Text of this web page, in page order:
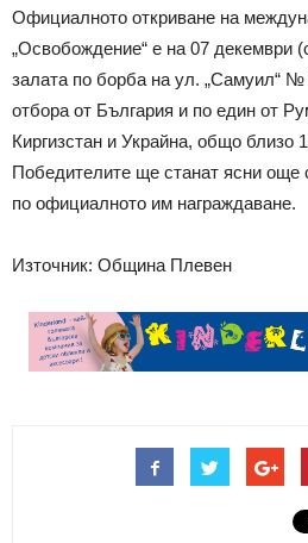
Официалното откриване на
„Освобождение“ е на 07 декември
залата по борба на ул. „Самуил“
отбора от България и по един от
Киргизстан и Украйна, общо близо
Победителите ще станат ясни
по официалното им награждаване.
Източник: Община Плевен